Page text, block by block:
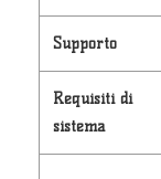
Supporto
Requisiti di
sistema